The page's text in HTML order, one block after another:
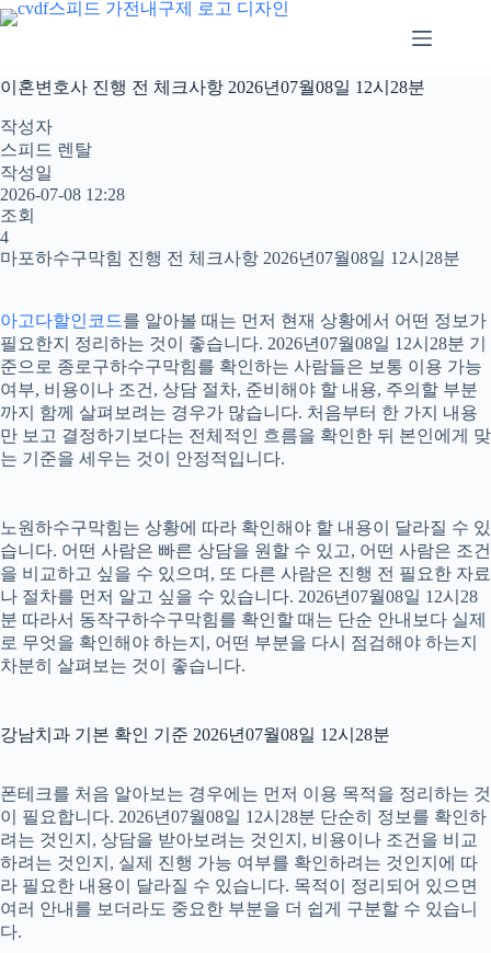
본
문
로
건
너
뛰
기
이혼변호사 진행 전 체크사항 2026년07월08일 12시28분
작성자
스피드 렌탈
작성일
2026-07-08 12:28
조회
4
마포하수구막힘 진행 전 체크사항 2026년07월08일 12시28분
아고다할인코드를 알아볼 때는 먼저 현재 상황에서 어떤 정보가
필요한지 정리하는 것이 좋습니다. 2026년07월08일 12시28분 기
준으로 종로구하수구막힘를 확인하는 사람들은 보통 이용 가능
여부, 비용이나 조건, 상담 절차, 준비해야 할 내용, 주의할 부분
까지 함께 살펴보려는 경우가 많습니다. 처음부터 한 가지 내용
만 보고 결정하기보다는 전체적인 흐름을 확인한 뒤 본인에게 맞
는 기준을 세우는 것이 안정적입니다.
노원하수구막힘는 상황에 따라 확인해야 할 내용이 달라질 수 있
습니다. 어떤 사람은 빠른 상담을 원할 수 있고, 어떤 사람은 조건
을 비교하고 싶을 수 있으며, 또 다른 사람은 진행 전 필요한 자료
나 절차를 먼저 알고 싶을 수 있습니다. 2026년07월08일 12시28
분 따라서 동작구하수구막힘를 확인할 때는 단순 안내보다 실제
로 무엇을 확인해야 하는지, 어떤 부분을 다시 점검해야 하는지
차분히 살펴보는 것이 좋습니다.
강남치과 기본 확인 기준 2026년07월08일 12시28분
폰테크를 처음 알아보는 경우에는 먼저 이용 목적을 정리하는 것
이 필요합니다. 2026년07월08일 12시28분 단순히 정보를 확인하
려는 것인지, 상담을 받아보려는 것인지, 비용이나 조건을 비교
하려는 것인지, 실제 진행 가능 여부를 확인하려는 것인지에 따
라 필요한 내용이 달라질 수 있습니다. 목적이 정리되어 있으면
여러 안내를 보더라도 중요한 부분을 더 쉽게 구분할 수 있습니
다.